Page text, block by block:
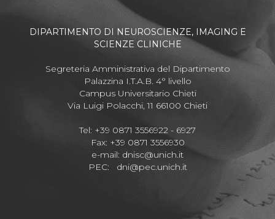
DIPARTIMENTO DI NEUROSCIENZE, IMAGING E
SCIENZE CLINICHE
Segreteria Amministrativa del Dipartimento
Palazzina I.T.A.B. 4° livello
Campus Universitario Chieti
Via Luigi Polacchi, 11 66100 Chieti
Tel: +39 0871 3556922 - 6927
Fax: +39 0871 3556930
e-mail: dnisc@unich.it
PEC: dni@pec.unich.it